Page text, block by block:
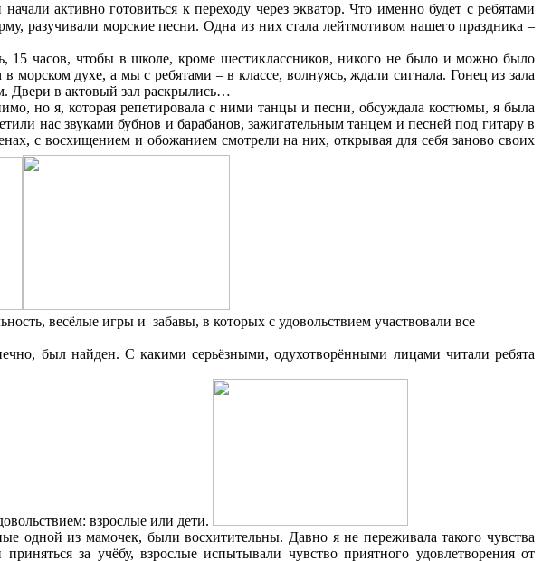
активно готовиться к переходу через экватор. Что именно будет с ребятами
разучивали морские песни. Одна из них стала лейтмотивом нашего праздника –
часов, чтобы в школе, кроме шестиклассников, никого не было и можно было
морском духе, а мы с ребятами – в классе, волнуясь, ждали сигнала. Гонец из зала
Двери в актовый зал раскрылись…
но я, которая репетировала с ними танцы и песни, обсуждала костюмы, я была
нас звуками бубнов и барабанов, зажигательным танцем и песней под гитару в
с восхищением и обожанием смотрели на них, открывая для себя заново своих
весёлые игры и забавы, в которых с удовольствием участвовали все
был найден. С какими серьёзными, одухотворёнными лицами читали ребята
взрослые или дети.
из мамочек, были восхитительны. Давно я не переживала такого чувства
за учёбу, взрослые испытывали чувство приятного удовлетворения от